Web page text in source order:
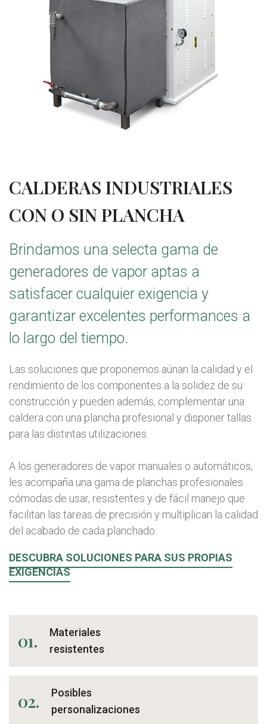
CALDERAS INDUSTRIALES
CON O SIN PLANCHA
Brindamos una selecta gama de
generadores de vapor aptas a
satisfacer cualquier exigencia y
garantizar excelentes performances a
lo largo del tiempo.
Las soluciones que proponemos aúnan la calidad y el
rendimiento de los componentes a la solidez de su
construcción y pueden además, complementar una
caldera con una plancha profesional y disponer tallas
para las distintas utilizaciones.
A los generadores de vapor manuales o automáticos,
les acompaña una gama de planchas profesionales
cómodas de usar, resistentes y de fácil manejo que
facilitan las tareas de precisión y multiplican la calidad
del acabado de cada planchado.
DESCUBRA SOLUCIONES PARA SUS PROPIAS
EXIGENCIAS
01.
Materiales
resistentes
02.
Posibles
personalizaciones